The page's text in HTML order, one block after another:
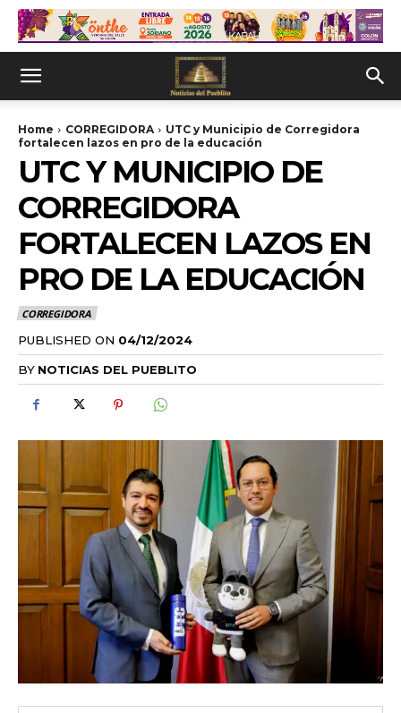
Home CORREGIDORA
UTC y Municipio de Corregidora
fortalecen lazos en pro de la educación
UTC Y MUNICIPIO DE
CORREGIDORA
FORTALECEN LAZOS EN
PRO DE LA EDUCACIÓN
CORREGIDORA
PUBLISHED ON 04/12/2024
BY NOTICIAS DEL PUEBLITO